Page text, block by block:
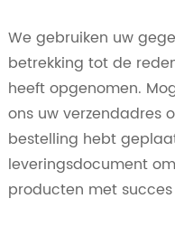
We gebruiken uw
betrekking tot de
heeft opgenomen.
ons uw verzendadres
bestelling hebt
leveringsdocument
producten met